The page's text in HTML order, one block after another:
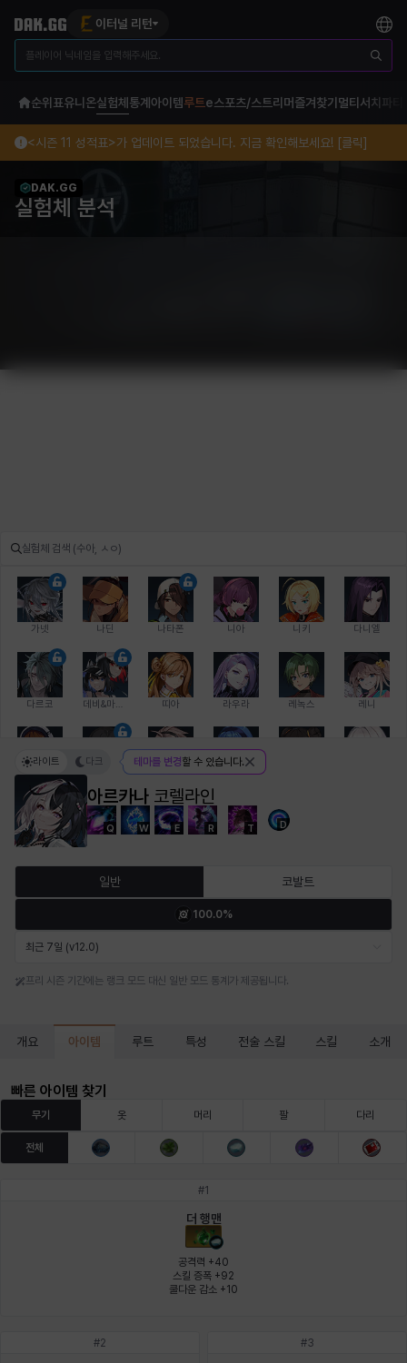
이터널 리턴
순위표유니온실험체 통계 아이템루트e스포츠/스트리머 즐겨찾기 멀티서치 파티
<시즌 11 성적표>가 업데이트 되었습니다. 지금 확인해보세요! [클릭]
DAK.GG
실험체 분석
가넷 나딘 나타폰 니아 니키 다니엘
다르코 띠아 라우라 레녹스 레니
레온 루크 르노어
바바라 버니스 블레어 비앙카 비형 샬럿
아야 아이솔 아이작 알렉스 알론소 얀
아르카나 코렐라인
Q W E R T D
라이트 다크 테마를 변경할 수 있습니다.
일반 코발트
100.0%
최근 7일 (v12.0)
프리 시즌 기간에는 랭크 모드 대신 일반 모드 통계가 제공됩니다.
개요 아이템 루트 특성 전술 스킬 스킬 소개
빠른 아이템 찾기
무기 옷 머리 팔 다리
전체
#1
더 행맨
공격력 +40
스킬 증폭 +92
쿨다운 감소 +10
#2 #3